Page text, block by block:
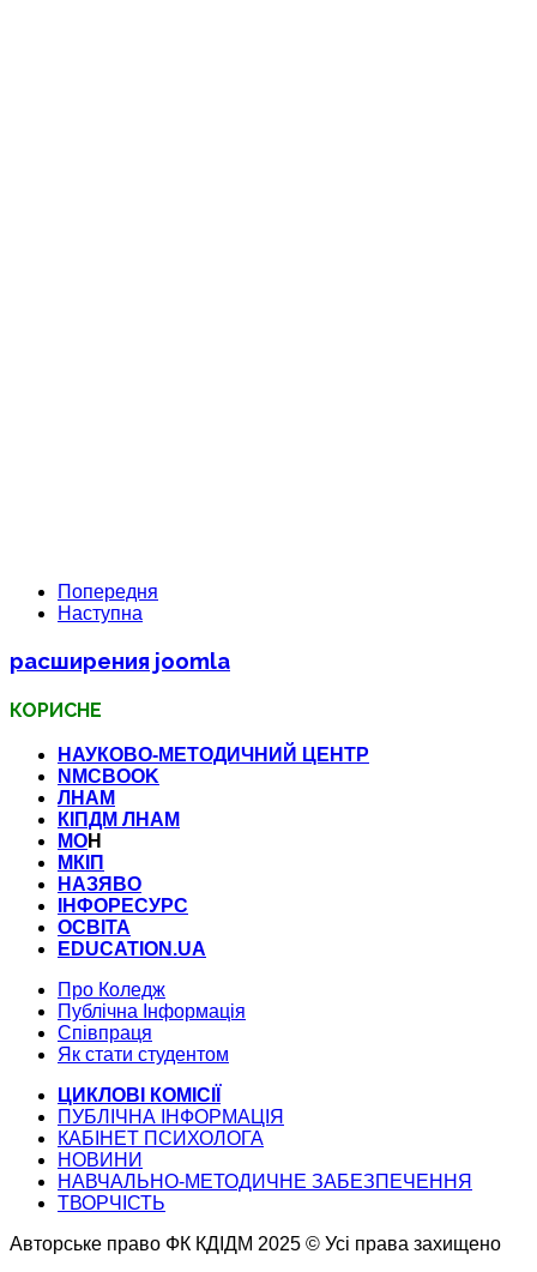
Попередня
Наступна
расширения joomla
КОРИСНЕ
НАУКОВО-МЕТОДИЧНИЙ ЦЕНТР
NMCBOOK
ЛНАМ
КІПДМ ЛНАМ
МОН
МКІП
НАЗЯВО
ІНФОРЕСУРС
ОСВІТА
EDUCATION.UA
Про Коледж
Публічна Інформація
Співпраця
Як стати студентом
ЦИКЛОВІ КОМІСІЇ
ПУБЛІЧНА ІНФОРМАЦІЯ
КАБІНЕТ ПСИХОЛОГА
НОВИНИ
НАВЧАЛЬНО-МЕТОДИЧНЕ ЗАБЕЗПЕЧЕННЯ
ТВОРЧІСТЬ
Авторське право ФК КДІДМ 2025 © Усі права захищено